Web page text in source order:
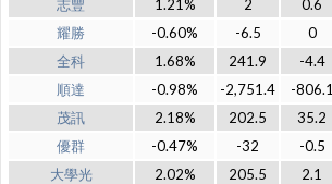
志豐
1.21% 2 0.6
耀勝
-0.60% -6.5 0
全科
1.68% 241.9 -4.4
順達
-0.98% -2,751.4 -806.1
茂訊
2.18% 202.5 35.2
優群
-0.47% -32 -0.5
大學光
2.02% 205.5 2.1